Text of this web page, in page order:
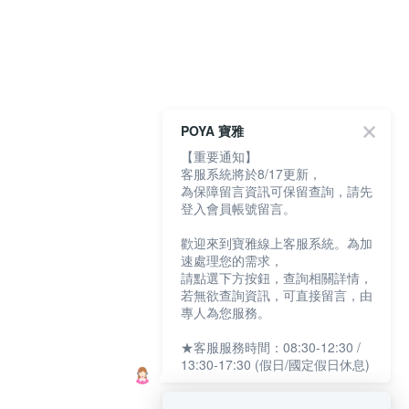
POYA 寶雅
【重要通知】
客服系統將於8/17更新，
為保障留言資訊可保留查詢，請先
登入會員帳號留言。
歡迎來到寶雅線上客服系統。為加
速處理您的需求，
請點選下方按鈕，查詢相關詳情，
若無欲查詢資訊，可直接留言，由
專人為您服務。
★客服服務時間：08:30-12:30 /
13:30-17:30 (假日/國定假日休息)